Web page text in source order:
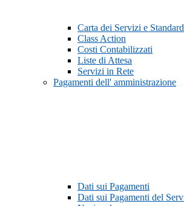
Carta dei Servizi e
Class Action
Costi Contabilizzati
Liste di Attesa
Servizi in Rete
Pagamenti dell' amministrazione
Dati sui Pagamenti
Dati sui Pagamenti del